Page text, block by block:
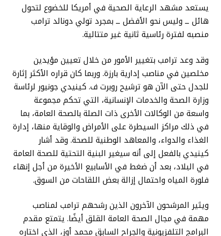
يستعد مشهد الرعاية الصحية في أمريكا للخضوع لتحول
هائل ــ وليس نحو الأفضل ــ بمجرد تولي دونالد ترامب
منصبه لفترة رئاسية ثانية غير متتالية.
وقد وعد ترامب بتغيير الأمور من خلال تعيين مؤيدين
مخلصين في مناصب إدارية بارزة. وربما كان قراره الأكثر إثارة
للجدل حتى الآن هو ترشيح روبرت ف. كينيدي جونيور لرئاسة
وزارة الصحة والخدمات الإنسانية، التي تحكم مجموعة
واسعة من الوكالات الأخرى ذات الصلة بالصحة العامة، بما
في ذلك مراكز السيطرة على الأمراض والوقاية منها، إدارة
الغذاء والدواء، والمعاهد الوطنية للصحة. وقد أشار
كينيدي بالفعل إلى أنه سيغير البنية التحتية للصحة العامة
في البلاد، بعد أن ضغط في الأسابيع الأخيرة من أجل إنهاء
فلورة المياه واحتمال إزالة بعض اللقاحات من السوق.
ويثير المرشحون الآخرون الذين رشحهم ترامب لمناصب
مهمة في مجال الصحة العامة القلق أيضًا. يتمتع مقدم
البرامج التلفزيونية والجراح السابق محمد أوز، الذي اختاره